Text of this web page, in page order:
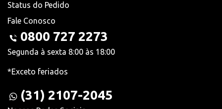
Status do Pedido
Fale Conosco
0800 727 2273
Segunda à sexta 8:00 às 18:00
*Exceto feriados
(31) 2107-2045